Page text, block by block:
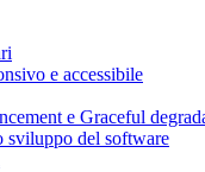
e accessibile
e Graceful
sviluppo del software